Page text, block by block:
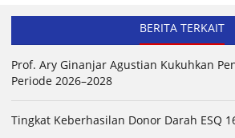
BERITA TERKAIT
Prof. Ary Ginanjar Agustian Kukuhkan
Periode 2026–2028
Tingkat Keberhasilan Donor Darah ESQ